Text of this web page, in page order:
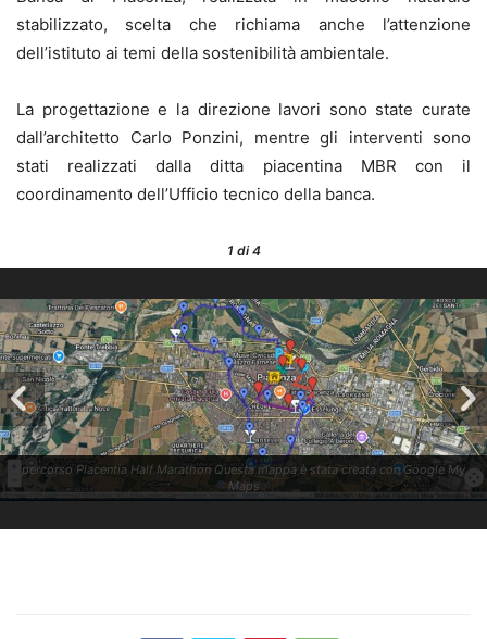
stabilizzato, scelta che richiama anche l’attenzione
dell’istituto ai temi della sostenibilità ambientale.
La progettazione e la direzione lavori sono state curate
dall’architetto Carlo Ponzini, mentre gli interventi sono
stati realizzati dalla ditta piacentina MBR con il
coordinamento dell’Ufficio tecnico della banca.
1di 4
percorso Placentia Half Marathon Questa mappa è stata creata con Google My
Maps